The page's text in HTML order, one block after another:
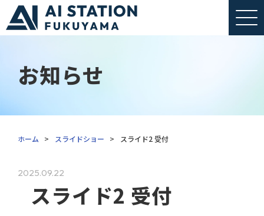
お知らせ
ホーム > スライドショー > スライド2 受付
2025.09.22
スライド2 受付